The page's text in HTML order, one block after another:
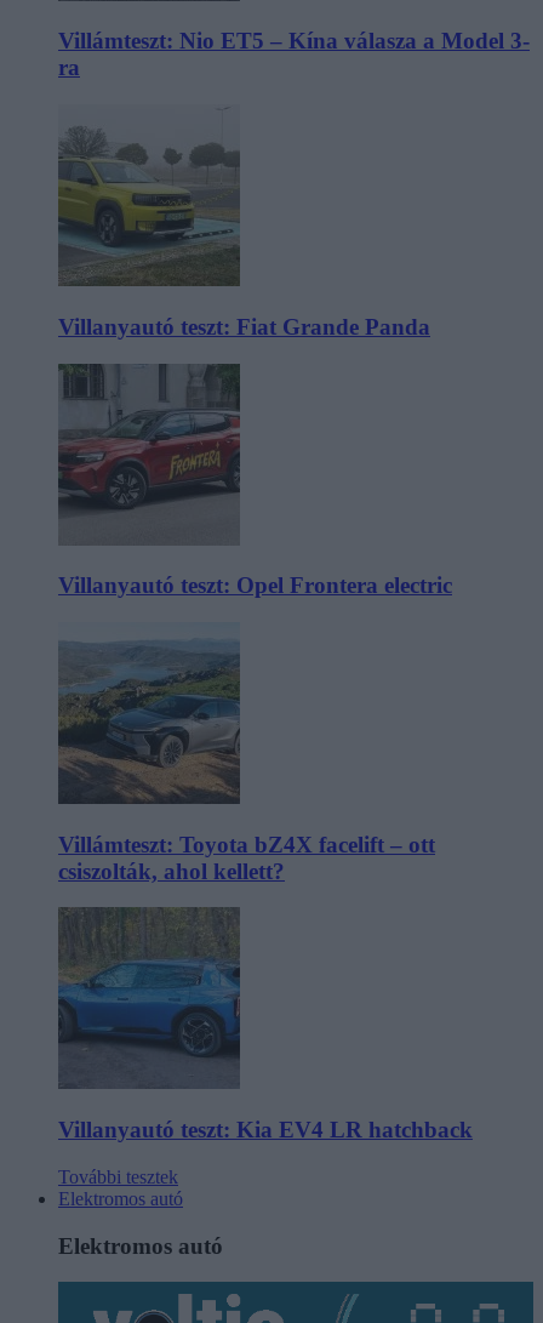
Villámteszt: Nio ET5 – Kína válasza a Model 3-
ra
Villanyautó teszt: Fiat Grande Panda
Villanyautó teszt: Opel Frontera electric
Villámteszt: Toyota bZ4X facelift – ott
csiszolták, ahol kellett?
Villanyautó teszt: Kia EV4 LR hatchback
További tesztek
Elektromos autó
Elektromos autó